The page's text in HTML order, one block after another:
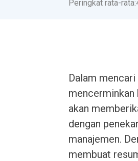
Peringkat rata-
Dalam
mencerminkan
akan
dengan
manajemen.
membuat